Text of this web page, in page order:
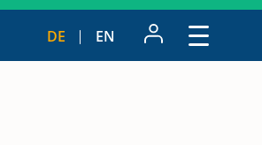
DE EN